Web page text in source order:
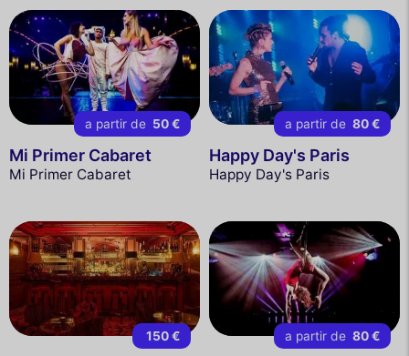
a partir de 50 €
Mi Primer Cabaret
Mi Primer Cabaret
a partir de 80 €
Happy Day's Paris
Happy Day's Paris
150 € a partir de 80 €